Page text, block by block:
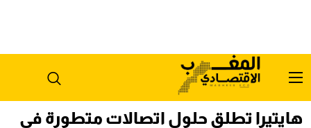
هايتيرا تطلق حلول اتصالات متطورة في